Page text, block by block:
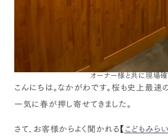
オーナー様と共に現場
こんにちは。なかがわです。桜も史上最速
一気に春が押し寄せてきました。
さて、お客様からよく聞かれる【こどもみら